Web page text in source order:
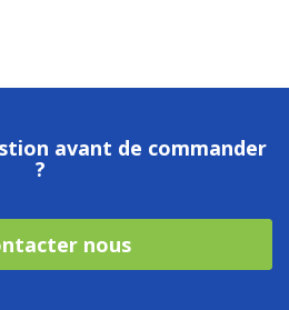
avant de commander
?
nous